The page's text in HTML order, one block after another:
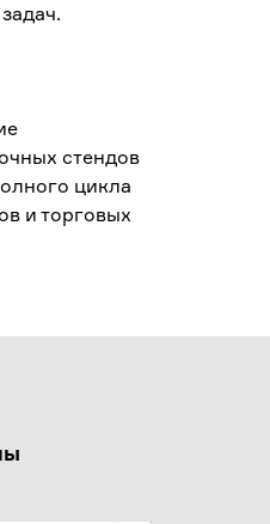
стендов
цикла
и торговых